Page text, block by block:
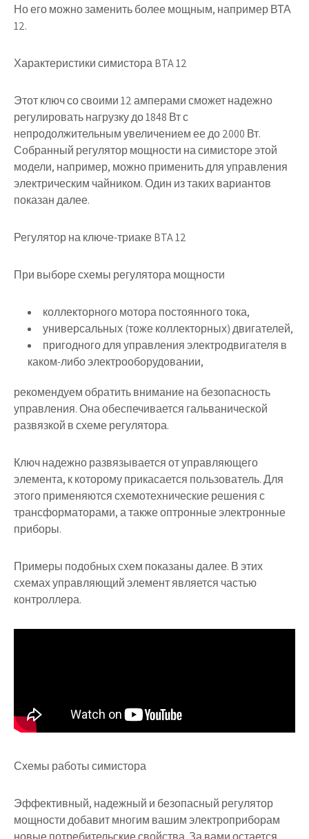
Но его можно заменить более мощным, например ВТА
12.
Характеристики симистора BTA 12
Этот ключ со своими 12 амперами сможет надежно
регулировать нагрузку до 1848 Вт с
непродолжительным увеличением ее до 2000 Вт.
Собранный регулятор мощности на симисторе этой
модели, например, можно применить для управления
электрическим чайником. Один из таких вариантов
показан далее.
Регулятор на ключе-триаке BTA 12
При выборе схемы регулятора мощности
коллекторного мотора постоянного тока,
универсальных (тоже коллекторных) двигателей,
пригодного для управления электродвигателя в
каком-либо электрооборудовании,
рекомендуем обратить внимание на безопасность
управления. Она обеспечивается гальванической
развязкой в схеме регулятора.
Ключ надежно развязывается от управляющего
элемента, к которому прикасается пользователь. Для
этого применяются схемотехнические решения с
трансформаторами, а также оптронные электронные
приборы.
Примеры подобных схем показаны далее. В этих
схемах управляющий элемент является частью
контроллера.
Схемы работы симистора
Эффективный, надежный и безопасный регулятор
мощности добавит многим вашим электроприборам